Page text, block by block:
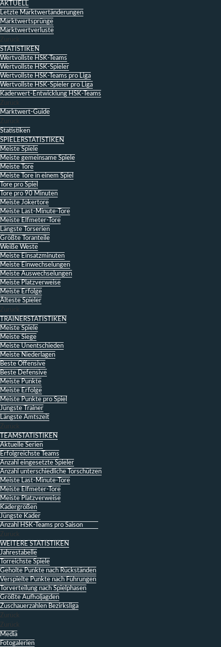
AKTUELL
Letzte Marktwertänderungen
Marktwertsprünge
Marktwertverluste
Zurück
STATISTIKEN
Wertvollste HSK-Teams
Wertvollste HSK-Spieler
Wertvollste HSK-Teams pro Liga
Wertvollste HSK-Spieler pro Liga
Kaderwert-Entwicklung HSK-Teams
Zurück
Marktwert-Guide
Zurück
Statistiken
SPIELERSTATISTIKEN
Meiste Spiele
Meiste gemeinsame Spiele
Meiste Tore
Meiste Tore in einem Spiel
Tore pro Spiel
Tore pro 90 Minuten
Meiste Jokertore
Meiste Last-Minute-Tore
Meiste Elfmeter-Tore
Längste Torserien
Größte Toranteile
Weiße Weste
Meiste Einsatzminuten
Meiste Einwechselungen
Meiste Auswechselungen
Meiste Platzverweise
Meiste Erfolge
Älteste Spieler
Zurück
TRAINERSTATISTIKEN
Meiste Spiele
Meiste Siege
Meiste Unentschieden
Meiste Niederlagen
Beste Offensive
Beste Defensive
Meiste Punkte
Meiste Erfolge
Meiste Punkte pro Spiel
Jüngste Trainer
Längste Amtszeit
Zurück
TEAMSTATISTIKEN
Aktuelle Serien
Erfolgreichste Teams
Anzahl eingesetzte Spieler
Anzahl unterschiedliche Torschützen
Meiste Last-Minute-Tore
Meiste Elfmeter-Tore
Meiste Platzverweise
Kadergrößen
Jüngste Kader
Anzahl HSK-Teams pro Saison
Zurück
WEITERE STATISTIKEN
Jahrestabelle
Torreichste Spiele
Geholte Punkte nach Rückständen
Verspielte Punkte nach Führungen
Torverteilung nach Spielphasen
Größte Aufholjagden
Zuschauerzahlen Bezirksliga
Zurück
Zurück
Media
Fotogalerien